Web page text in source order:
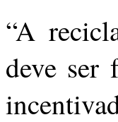
“A
deve ser